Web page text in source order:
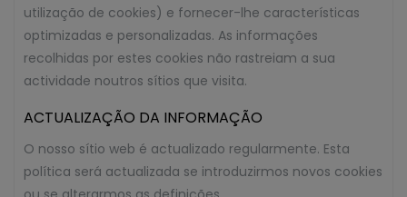
utilização de cookies) e fornecer-lhe características
optimizadas e personalizadas. As informações
recolhidas por estes cookies não rastreiam a sua
actividade noutros sítios que visita.
ACTUALIZAÇÃO DA INFORMAÇÃO
O nosso sítio web é actualizado regularmente. Esta
política será actualizada se introduzirmos novos cookies